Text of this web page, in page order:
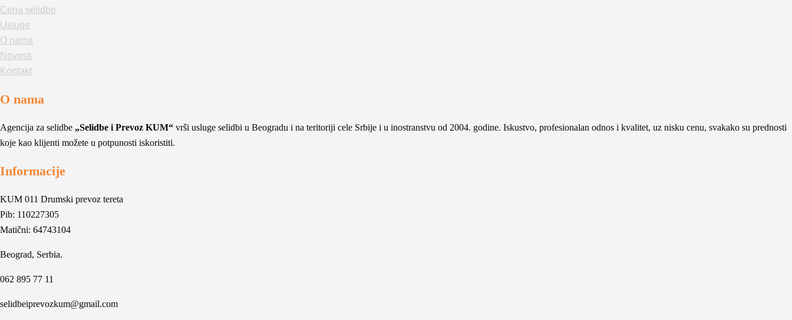
Cena selidbe
Usluge
O nama
Novosti
Kontakt
O nama
Agencija za selidbe „Selidbe i Prevoz KUM“ vrši usluge selidbi u Beogradu i na teritoriji cele Srbije i u inostranstvu od 2004. godine. Iskustvo, profesionalan odnos i kvalitet, uz nisku cenu, svakako su prednosti
koje kao klijenti možete u potpunosti iskoristiti.
Informacije
KUM 011 Drumski prevoz tereta
Pib: 110227305
Matični: 64743104
Beograd, Serbia.
062 895 77 11
selidbeiprevozkum@gmail.com